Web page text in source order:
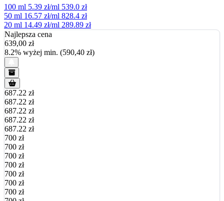
100 ml 5.39 zł/ml 539.0 zł
50 ml 16.57 zł/ml 828.4 zł
20 ml 14.49 zł/ml 289.89 zł
Najlepsza cena
639,00 zł
8.2% wyżej min. (590,40 zł)
687.22 zł
687.22 zł
687.22 zł
687.22 zł
687.22 zł
700 zł
700 zł
700 zł
700 zł
700 zł
700 zł
700 zł